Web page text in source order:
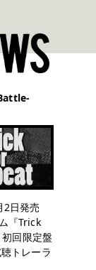
2日発売
『Trick
回限定盤
トレーラ